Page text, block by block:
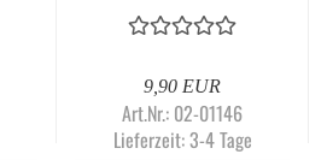
RT3100
9,90 EUR
Art.Nr.: 02-01146
Lieferzeit:3-4 Tage